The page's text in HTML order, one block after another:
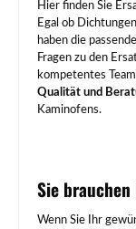
Hier finden Sie
Egal ob
haben die
Fragen zu den
kompetentes
Qualität und
Kaminofens.
Sie
Wenn Sie Ihr